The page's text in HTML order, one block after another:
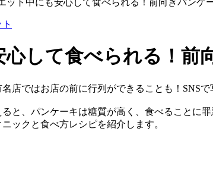
ット中にも安心して食べられる！前向きパンケ
して食べられる！前
店ではお店の前に行列ができることも！SNS
と、パンケーキは糖質が高く、食べること
ックと食べ方レシピを紹介します。